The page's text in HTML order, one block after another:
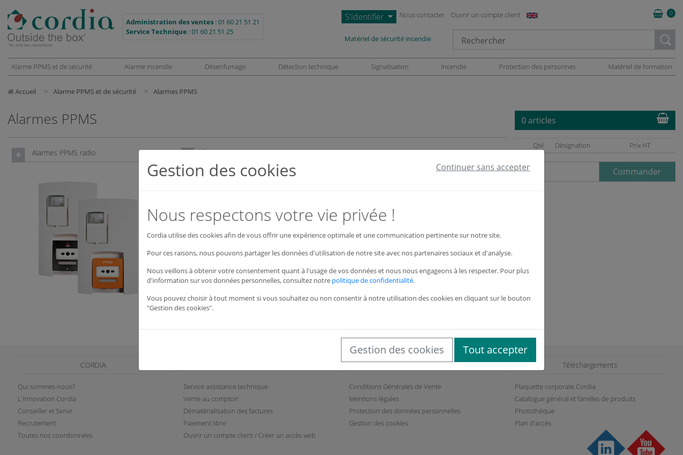
Administration des ventes :01 60 21 51 21
Service Technique :01 60 21 51 25
S'identifier Nous contacter Ouvrir un compte client 0
Matériel de sécurité incendie
Alarme PPMS et de sécurité Alarme incendie Désenfumage Détection technique Signalisation Incendie Protection des personnes Matériel de formation
Accueil Alarme PPMS et de sécurité Alarmes PPMS
Alarmes PPMS
Alarmes PPMS radio Équipements de vidéoprotection
0 articles
Qté Désignation Prix HT
Commander
CORDIA
Qui sommes-nous?
L'innovation Cordia
Conseiller et Servir
Recrutement
Toutes nos coordonnées
Service assistance technique
Vente au comptoir
Dématérialisation des factures
Paiement libre
Ouvrir un compte client / Créer un accès web
Informations générales
Conditions Générales de Vente
Mentions légales
Protection des données personnelles
Gestion des cookies
Téléchargements
Plaquette corporate Cordia
Catalogue général et familles de produits
Photothèque
Plan d'accès
Gestion des cookies Continuer sans accepter
Nous respectons votre vie privée !
Cordia utilise des cookies afin de vous offrir une expérience optimale et une communication pertinente sur notre site.
Pour ces raisons, nous pouvons partager les données d'utilisation de notre site avec nos partenaires sociaux et d'analyse.
Nous veillons à obtenir votre consentement quant à l'usage de vos données et nous nous engageons à les respecter. Pour plus
d'information sur vos données personnelles, consultez notre politique de confidentialité.
Vous pouvez choisir à tout moment si vous souhaitez ou non consentir à notre utilisation des cookies en cliquant sur le bouton
"Gestion des cookies".
Gestion des cookies Tout accepter